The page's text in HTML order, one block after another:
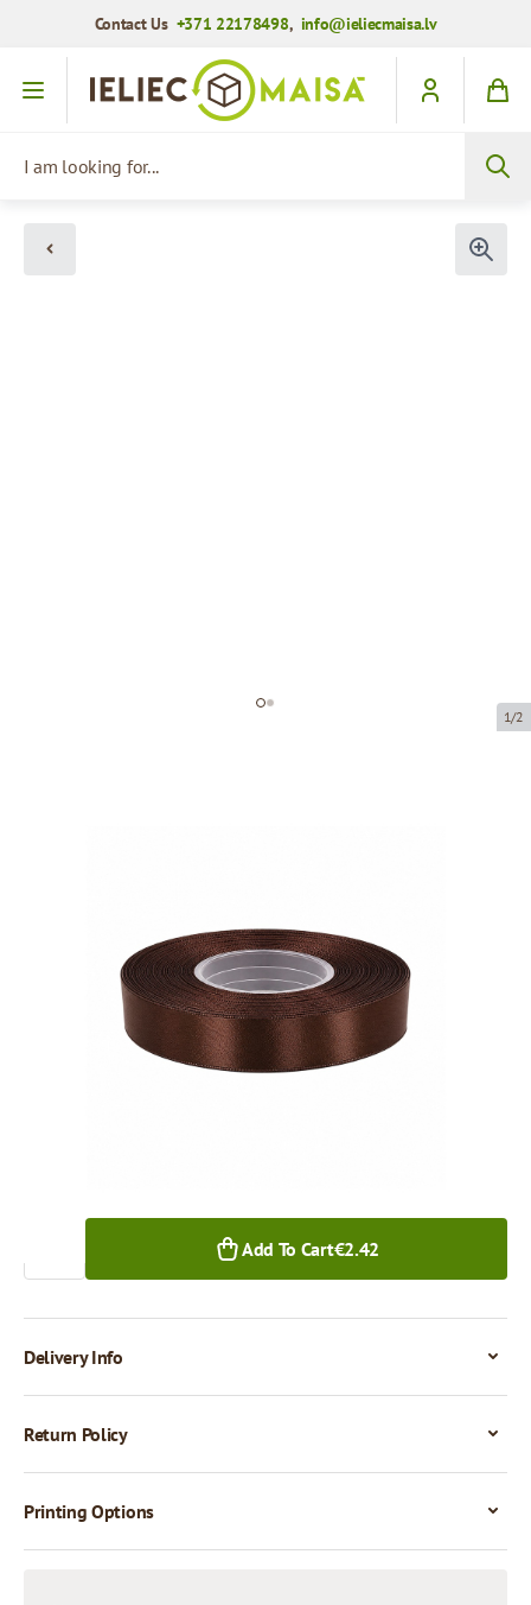
Contact Us +371 22178498, info@ieliecmaisa.lv
Skip to Content
1/2
Product can be collected from a pickup point.
Price per 1 piece
Add To Cart€2.42
Delivery Info
Return Policy
Printing Options